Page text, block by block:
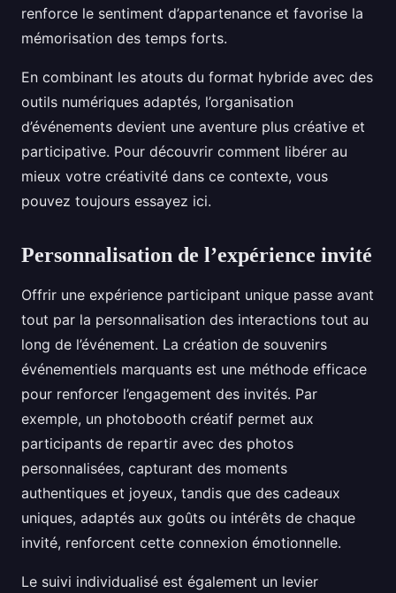
renforce le sentiment d’appartenance et favorise la
mémorisation des temps forts.
En combinant les atouts du format hybride avec des
outils numériques adaptés, l’organisation
d’événements devient une aventure plus créative et
participative. Pour découvrir comment libérer au
mieux votre créativité dans ce contexte, vous
pouvez toujours essayez ici.
Personnalisation de l’expérience invité
Offrir une expérience participant unique passe avant
tout par la personnalisation des interactions tout au
long de l’événement. La création de souvenirs
événementiels marquants est une méthode efficace
pour renforcer l’engagement des invités. Par
exemple, un photobooth créatif permet aux
participants de repartir avec des photos
personnalisées, capturant des moments
authentiques et joyeux, tandis que des cadeaux
uniques, adaptés aux goûts ou intérêts de chaque
invité, renforcent cette connexion émotionnelle.
Le suivi individualisé est également un levier